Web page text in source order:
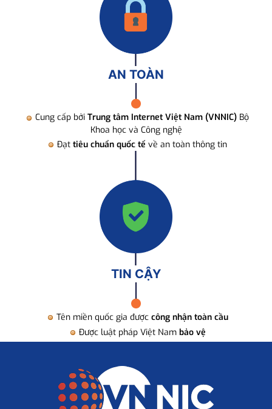
AN TOÀN
Cung cấp bởi Trung tâm Internet Việt Nam (VNNIC) Bộ
Khoa học và Công nghệ
Đạt tiêu chuẩn quốc tế về an toàn thông tin
TIN CẬY
Tên miền quốc gia được công nhận toàn cầu
Được luật pháp Việt Nam bảo vệ